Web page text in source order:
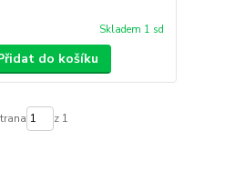
Skladem 1 sd
do košíku
z 1